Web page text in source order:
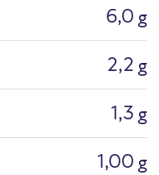
6,0 g
2,2 g
1,3 g
1,00 g